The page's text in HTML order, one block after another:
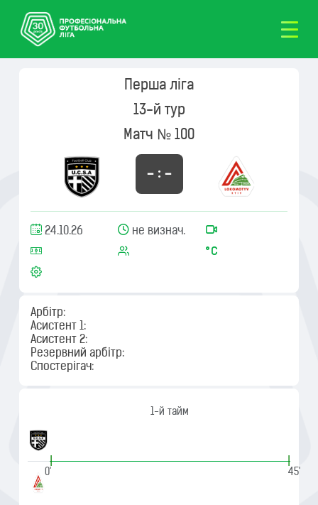
Перша ліга
13-й тур
Матч № 100
– : –
24.10.26 не визнач.
Арбітр:
Асистент 1:
Асистент 2:
Резервний арбітр:
Спостерігач:
1-й тайм
|
0'
|
45'